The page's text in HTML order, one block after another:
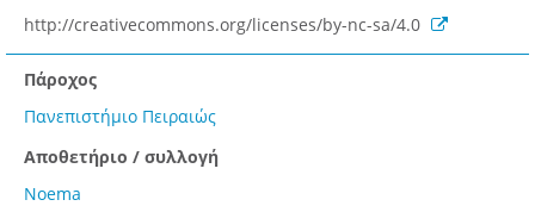
http://creativecommons.org/licenses/by-nc-sa/4.0
Πάροχος
Πανεπιστήμιο Πειραιώς
Αποθετήριο / συλλογή
Noema